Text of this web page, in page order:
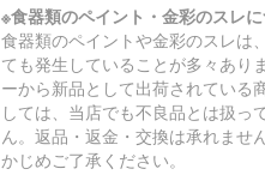
※食器類のペイント・金彩のスレ
食器類のペイントや金彩のスレは
ても発生していることが多々あり
ーから新品として出荷されている
しては、当店でも不良品とは扱っ
ん。返品・返金・交換は承れませ
かじめご了承ください。